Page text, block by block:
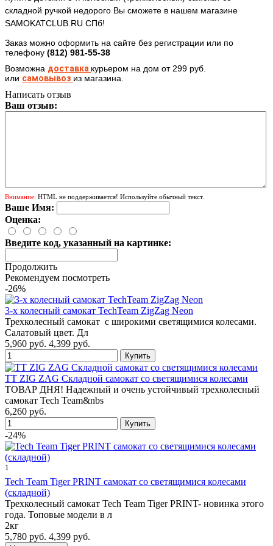
складной ручкой недорого Вы сможете в нашем магазине
SAMOKATCLUB.RU СПб!
Заказ можно оформить на сайте без регистрации или по
телефону (812) 981-55-38
Возможна доставка курьером на дом от 299 руб.
или самовывоз из магазина.
Написать отзыв
Ваш отзыв:
Внимание: HTML не поддерживается! Используйте обычный текст.
Ваше Имя:
Оценка:
Введите код, указанный на картинке:
Продолжить
Рекомендуем посмотреть
-26%
3-х колесный самокат TechTeam ZigZag Neon
Трехколесный самокат с широкими светящимися колесами.
Салатовый цвет. Дл
5,960 руб. 4,399 руб.
TT ZIG ZAG Складной самокат со светящимися колесами
ТОВАР ДНЯ! Надежный и очень устойчивый трехколесный
самокат Tech Team&nbs
6,260 руб.
-24%
1
Tech Team Tiger PRINT самокат со светящимися колесами
(складной)
Трехколесный самокат Tech Team Tiger PRINT- новинка этого
года. Топовые модели в л
2кг
5,780 руб. 4,399 руб.